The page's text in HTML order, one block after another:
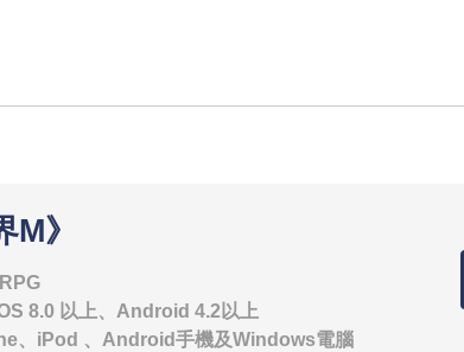
M》
8.0 以上、Android 4.2以上
、iPod 、Android手機及Windows電腦